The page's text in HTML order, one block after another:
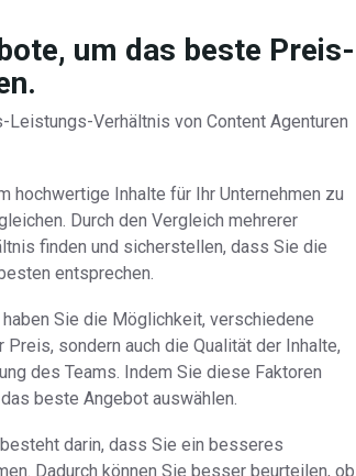
um das beste Preis-
Verhältnis von Content Agenturen
hochwertige Inhalte für Ihr Unternehmen zu
Durch den Vergleich mehrerer
finden und sicherstellen, dass Sie die
entsprechen.
Sie die Möglichkeit, verschiedene
sondern auch die Qualität der Inhalte,
des Teams. Indem Sie diese Faktoren
beste Angebot auswählen.
darin, dass Sie ein besseres
Dadurch können Sie besser beurteilen, ob